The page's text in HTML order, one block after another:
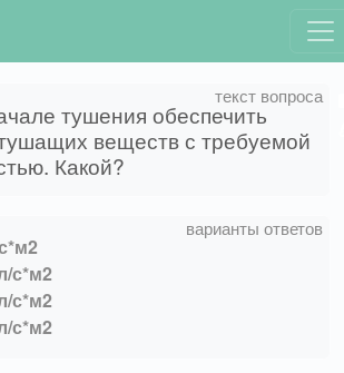
тушения обеспечить
веществ с требуемой
Какой?
с*м2
с*м2
с*м2